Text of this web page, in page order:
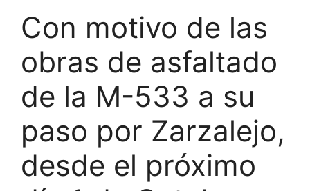
Con motivo de las
obras de asfaltado
de la M-533 a su
paso por Zarzalejo,
desde el próximo